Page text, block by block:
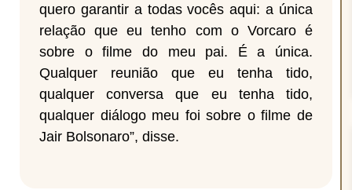
quero garantir a todas vocês aqui: a única
relação que eu tenho com o Vorcaro é
sobre o filme do meu pai. É a única.
Qualquer reunião que eu tenha tido,
qualquer conversa que eu tenha tido,
qualquer diálogo meu foi sobre o filme de
Jair Bolsonaro”, disse.